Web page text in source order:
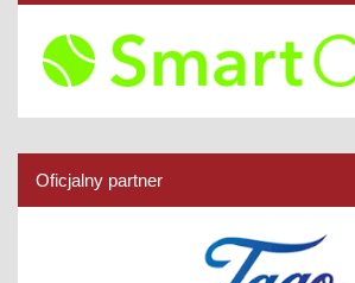
Oficjalny partner